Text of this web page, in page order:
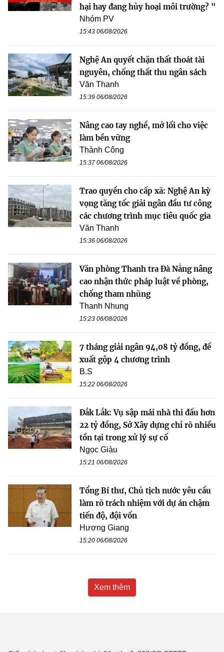
hại hay đang hủy hoại môi trường? "
Nhóm PV
15:43 06/08/2026
Nghệ An quyết chặn thất thoát tài
nguyên, chống thất thu ngân sách
Văn Thanh
15:39 06/08/2026
Nâng cao tay nghề, mở lối cho việc
làm bền vững
Thành Công
15:37 06/08/2026
Trao quyền cho cấp xã: Nghệ An kỳ
vọng tăng tốc giải ngân đầu tư công
các chương trình mục tiêu quốc gia
Văn Thanh
15:36 06/08/2026
Văn phòng Thanh tra Đà Nẵng nâng
cao nhận thức pháp luật về phòng,
chống tham nhũng
Thanh Nhung
15:23 06/08/2026
7 tháng giải ngân 94,08 tỷ đồng, đề
xuất gộp 4 chương trình
B.S
15:22 06/08/2026
Đắk Lắk: Vụ sập mái nhà thi đấu hơn
22 tỷ đồng, Sở Xây dựng chỉ rõ nhiều
tồn tại trong xử lý sự cố
Ngọc Giàu
15:21 06/08/2026
Tổng Bí thư, Chủ tịch nước yêu cầu
làm rõ trách nhiệm với dự án chậm
tiến độ, đội vốn
Hương Giang
15:20 06/08/2026
Xem thêm